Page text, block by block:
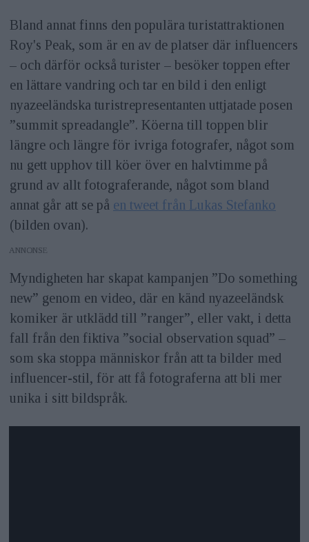
Bland annat finns den populära turistattraktionen
Roy's Peak, som är en av de platser där influencers
– och därför också turister – besöker toppen efter
en lättare vandring och tar en bild i den enligt
nyazeeländska turistrepresentanten uttjatade posen
”summit spreadangle”. Köerna till toppen blir
längre och längre för ivriga fotografer, något som
nu gett upphov till köer över en halvtimme på
grund av allt fotograferande, något som bland
annat går att se på en tweet från Lukas Stefanko
(bilden ovan).
ANNONS
Myndigheten har skapat kampanjen ”Do something
new” genom en video, där en känd nyazeeländsk
komiker är utklädd till ”ranger”, eller vakt, i detta
fall från den fiktiva ”social observation squad” –
som ska stoppa människor från att ta bilder med
influencer-stil, för att få fotograferna att bli mer
unika i sitt bildspråk.